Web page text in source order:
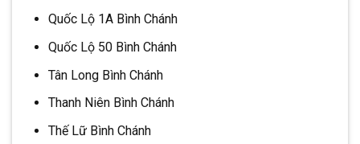
Quốc Lộ 1A Bình Chánh
Quốc Lộ 50 Bình Chánh
Tân Long Bình Chánh
Thanh Niên Bình Chánh
Thế Lữ Bình Chánh